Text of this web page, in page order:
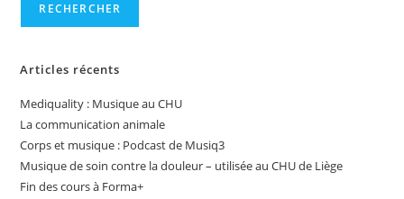
RECHERCHER
Articles récents
Mediquality : Musique au CHU
La communication animale
Corps et musique : Podcast de Musiq3
Musique de soin contre la douleur – utilisée au CHU de Liège
Fin des cours à Forma+